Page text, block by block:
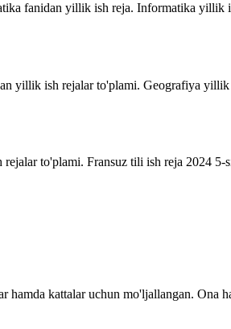
fanidan yillik ish reja. Informatika
yillik ish rejalar to'plami. Geografiya
to'plami. Fransuz tili ish reja 2024
kattalar uchun mo'ljallangan. Ona